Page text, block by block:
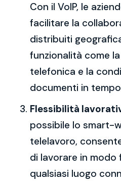
Con il VoIP, le
facilitare la
distribuiti
funzionalità come
telefonica e la
documenti in
Flessibilità
possibile lo smart-
telelavoro,
di lavorare in modo
qualsiasi luogo